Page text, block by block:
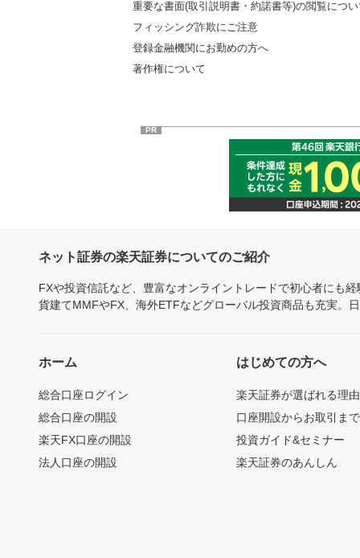
重要な書面(取引説明書・約諾書等)の閲覧につ
フィッシング詐欺にご注意
登録金融機関にお勤めの方へ
著作権について
PR
ネット証券の楽天証券についてのご紹介
FXや投資信託など、豊富なオンライントレードで初心者にも
貨建てMMFやFX、海外ETFなどグローバル投資商品も充実。
ホーム
総合口座ログイン
総合口座の開設
楽天FX口座の開設
法人口座の開設
はじめての方へ
楽天証券が選ばれる理由
口座開設からお取引ま
投資ガイド&セミナー
楽天証券のあんしん